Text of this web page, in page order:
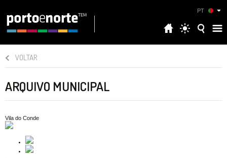
PT
VOLTAR
ARQUIVO MUNICIPAL
Vila do Conde